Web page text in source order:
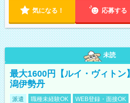
気になる！ 応募する
未読
最大1600円【ルイ・ヴィトン
潟伊勢丹
派遣 職種未経験OK WEB登録・面接OK